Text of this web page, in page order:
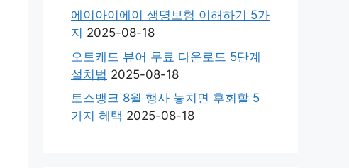
에이아이에이 생명보험 이해하기 5가
지 2025-08-18
오토캐드 뷰어 무료 다운로드 5단계
설치법 2025-08-18
토스뱅크 8월 행사 놓치면 후회할 5
가지 혜택 2025-08-18